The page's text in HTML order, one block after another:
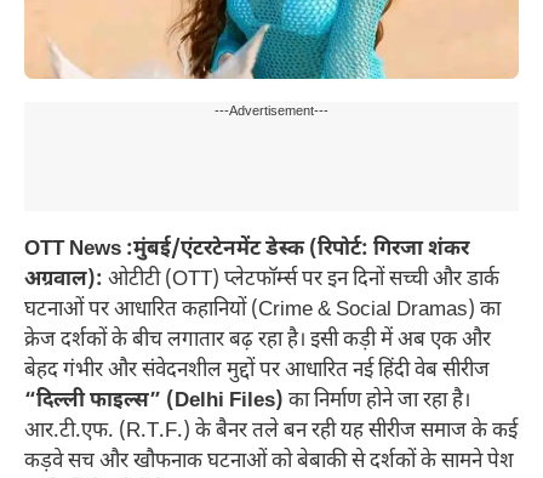
---Advertisement---
OTT News :मुंबई/एंटरटेनमेंट डेस्क (रिपोर्ट: गिरजा शंकर
अग्रवाल): ओटीटी (OTT) प्लेटफॉर्म्स पर इन दिनों सच्ची और डार्क
घटनाओं पर आधारित कहानियों (Crime & Social Dramas) का
क्रेज दर्शकों के बीच लगातार बढ़ रहा है। इसी कड़ी में अब एक और
बेहद गंभीर और संवेदनशील मुद्दों पर आधारित नई हिंदी वेब सीरीज
“दिल्ली फाइल्स” (Delhi Files) का निर्माण होने जा रहा है।
आर.टी.एफ. (R.T.F.) के बैनर तले बन रही यह सीरीज समाज के कई
कड़वे सच और खौफनाक घटनाओं को बेबाकी से दर्शकों के सामने पेश